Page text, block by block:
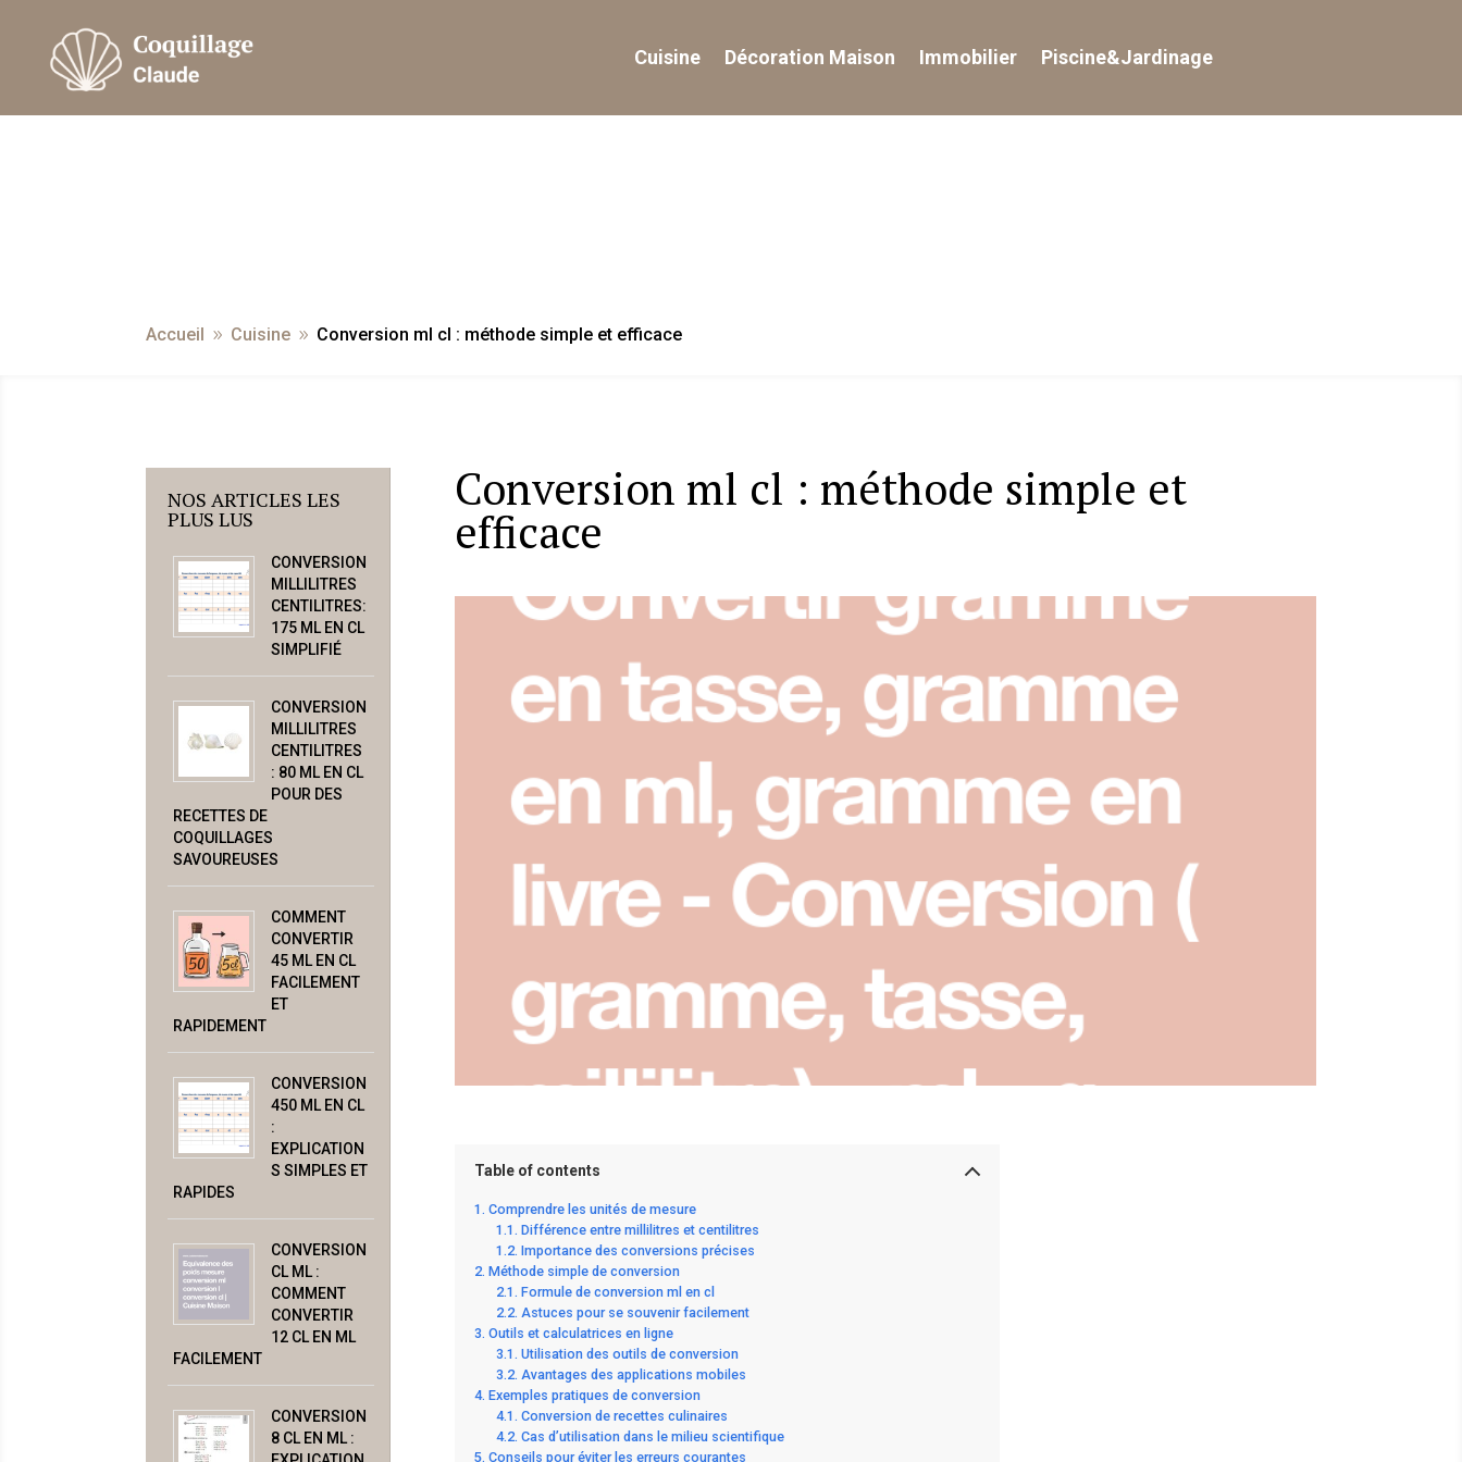
Cuisine Décoration Maison Immobilier Piscine&Jardinage
Accueil 9 Cuisine 9 Conversion ml cl : méthode simple et efficace
NOS ARTICLES LES
PLUS LUS
CONVERSION
MILLILITRES
CENTILITRES:
175 ML EN CL
SIMPLIFIÉ
CONVERSION
MILLILITRES
CENTILITRES
: 80 ML EN CL
POUR DES
RECETTES DE
COQUILLAGES
SAVOUREUSES
COMMENT
CONVERTIR
45 ML EN CL
FACILEMENT
ET
RAPIDEMENT
CONVERSION
450 ML EN CL
:
EXPLICATION
S SIMPLES ET
RAPIDES
CONVERSION
CL ML :
COMMENT
CONVERTIR
12 CL EN ML
FACILEMENT
CONVERSION
8 CL EN ML :
Conversion ml cl : méthode simple et
efficace
Table of contents
Comprendre les unités de mesure
Différence entre millilitres et centilitres
Importance des conversions précises
Méthode simple de conversion
Formule de conversion ml en cl
Astuces pour se souvenir facilement
Outils et calculatrices en ligne
Utilisation des outils de conversion
Avantages des applications mobiles
Exemples pratiques de conversion
Conversion de recettes culinaires
Cas d’utilisation dans le milieu scientifique
Conseils pour éviter les erreurs courantes